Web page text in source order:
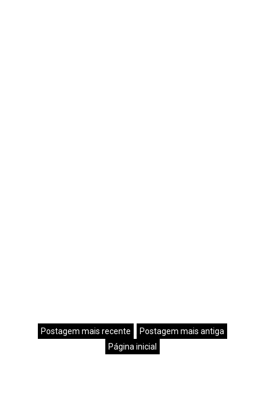
Postagem mais recente
Postagem mais antiga
Página inicial